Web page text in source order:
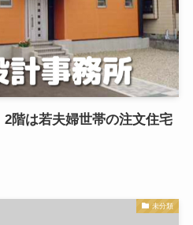
階は若夫婦世帯の注文住宅
未分類